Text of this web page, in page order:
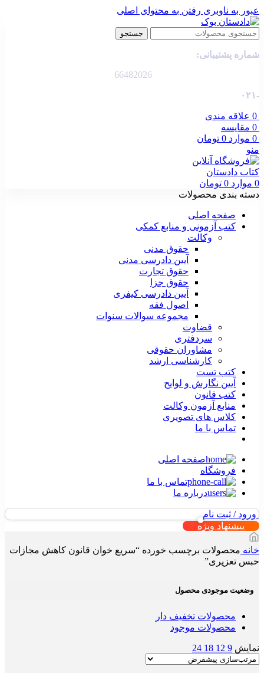
عبور به ناوبری رفتن به محتوای اصلی
جستجو
شماره پشتیبانی:
66482026
-۰۲۱
0 علاقه مندی
0 مقایسه
0 موارد 0 تومان
منو
0 موارد 0 تومان
دسته بندی محصولات
صفحه اصلی
کتب آزمونی و منابع کمکی
وکالت
حقوق مدنی
آیین دادرسی مدنی
حقوق تجارت
حقوق جزا
آیین دادرسی کیفری
اصول فقه
مجموعه سوالات سنوات
قضاوت
سردفتری
مشاوران حقوقی
کارشناسی ارشد
کتب تست
آیین نگارش و لوایح
کتب قانون
منابع آزمون وکالت
کلاس های تصویری
تماس با ما
صفحه اصلی
فروشگاه
تماس با ما
درباره ما
ورود / ثبت نام
پیشنهاد ویژه
خانه محصولات برچسب خورده “سریع خوان قانون کاهش مجازات
حبس تعزیری”
وضعیت موجودی محصول
محصولات تخفیف دار
محصولات موجود
نمایش 9
12
18
24